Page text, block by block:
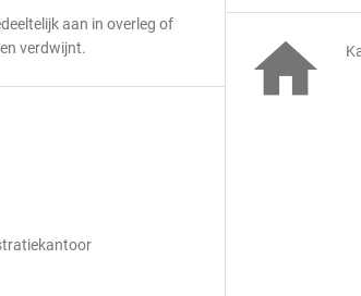
aan in overleg of
verdwijnt.
